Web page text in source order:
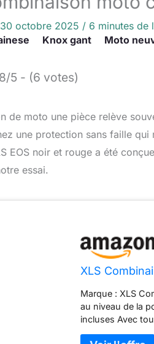
30 octobre 2025 / 6 minutes de
Knox gant Moto
5 - (6 votes)
de moto une pièce relève
une protection sans faille
EOS noir et rouge a été
essai.
XLS
Marque : XLS
au niveau de la
incluses Avec